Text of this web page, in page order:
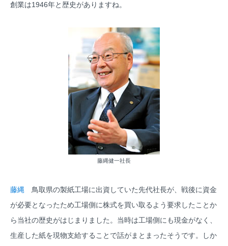
創業は1946年と歴史がありますね。
藤縄健一社長
藤縄 鳥取県の製紙工場に出資していた先代社長が、戦後に資金
が必要となったため工場側に株式を買い取るよう要求したことか
ら当社の歴史がはじまりました。当時は工場側にも現金がなく、
生産した紙を現物支給することで話がまとまったそうです。しか